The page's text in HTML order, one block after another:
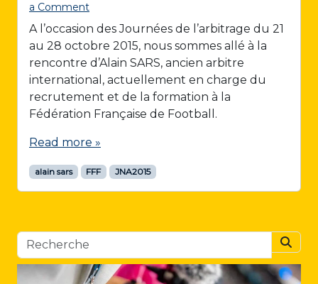
a Comment
A l’occasion des Journées de l’arbitrage du 21
au 28 octobre 2015, nous sommes allé à la
rencontre d’Alain SARS, ancien arbitre
international, actuellement en charge du
recrutement et de la formation à la
Fédération Française de Football.
Read more »
alain sars FFF JNA2015